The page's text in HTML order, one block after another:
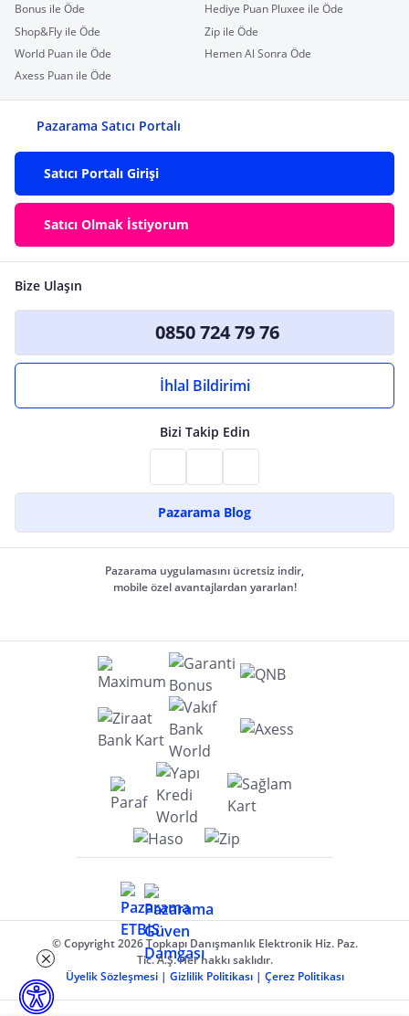
Bonus ile Öde
Hediye Puan Pluxee ile Öde
Shop&Fly ile Öde
Zip ile Öde
World Puan ile Öde
Hemen Al Sonra Öde
Axess Puan ile Öde
Pazarama Satıcı Portalı
Satıcı Portalı Girişi
Satıcı Olmak İstiyorum
Bize Ulaşın
0850 724 79 76
İhlal Bildirimi
Bizi Takip Edin
Pazarama Blog
Pazarama uygulamasını ücretsiz indir,
mobile özel avantajlardan yararlan!
© Copyright 2026 Topkapı Danışmanlık Elektronik Hiz. Paz.
Tic. A.Ş. Her hakkı saklıdır.
Üyelik Sözleşmesi | Gizlilik Politikası | Çerez Politikası